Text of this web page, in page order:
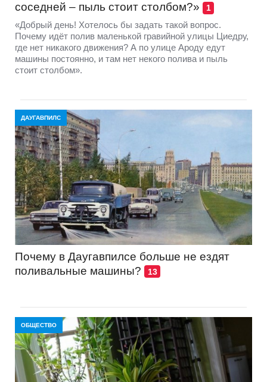
соседней – пыль стоит столбом?»
1
«Добрый день! Хотелось бы задать такой вопрос.
Почему идёт полив маленькой гравийной улицы Циедру,
где нет никакого движения? А по улице Ароду едут
машины постоянно, и там нет некого полива и пыль
стоит столбом».
ДАУГАВПИЛС
Почему в Даугавпилсе больше не ездят
поливальные машины?
13
ОБЩЕСТВО